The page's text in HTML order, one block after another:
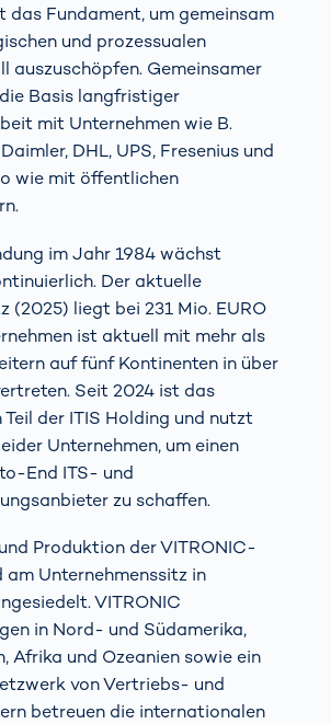
das Fundament, um gemeinsam
und prozessualen
auszuschöpfen. Gemeinsamer
Basis langfristiger
mit Unternehmen wie B.
DHL, UPS, Fresenius und
wie mit öffentlichen
im Jahr 1984 wächst
Der aktuelle
(2025) liegt bei 231 Mio. EURO
ist aktuell mit mehr als
auf fünf Kontinenten in über
Seit 2024 ist das
Teil der ITIS Holding und nutzt
Unternehmen, um einen
End ITS- und
zu schaffen.
Produktion der VITRONIC-
am Unternehmenssitz in
VITRONIC
in Nord- und Südamerika,
Afrika und Ozeanien sowie ein
von Vertriebs- und
betreuen die internationalen